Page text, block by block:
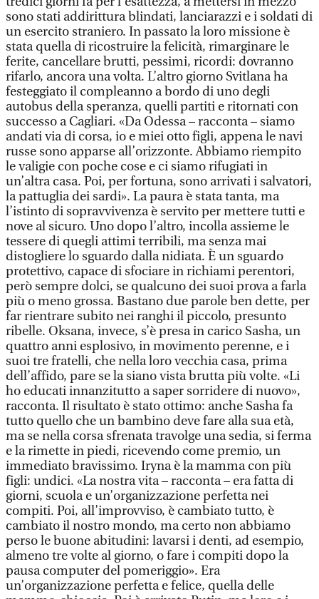
sono stati addirittura blindati, lanciarazzi e i soldati di
un esercito straniero. In passato la loro missione è
stata quella di ricostruire la felicità, rimarginare le
ferite, cancellare brutti, pessimi, ricordi: dovranno
rifarlo, ancora una volta. L’altro giorno Svitlana ha
festeggiato il compleanno a bordo di uno degli
autobus della speranza, quelli partiti e ritornati con
successo a Cagliari. «Da Odessa – racconta – siamo
andati via di corsa, io e miei otto figli, appena le navi
russe sono apparse all’orizzonte. Abbiamo riempito
le valigie con poche cose e ci siamo rifugiati in
un’altra casa. Poi, per fortuna, sono arrivati i salvatori,
la pattuglia dei sardi». La paura è stata tanta, ma
l’istinto di sopravvivenza è servito per mettere tutti e
nove al sicuro. Uno dopo l’altro, incolla assieme le
tessere di quegli attimi terribili, ma senza mai
distogliere lo sguardo dalla nidiata. È un sguardo
protettivo, capace di sfociare in richiami perentori,
però sempre dolci, se qualcuno dei suoi prova a farla
più o meno grossa. Bastano due parole ben dette, per
far rientrare subito nei ranghi il piccolo, presunto
ribelle. Oksana, invece, s’è presa in carico Sasha, un
quattro anni esplosivo, in movimento perenne, e i
suoi tre fratelli, che nella loro vecchia casa, prima
dell’affido, pare se la siano vista brutta più volte. «Li
ho educati innanzitutto a saper sorridere di nuovo»,
racconta. Il risultato è stato ottimo: anche Sasha fa
tutto quello che un bambino deve fare alla sua età,
ma se nella corsa sfrenata travolge una sedia, si ferma
e la rimette in piedi, ricevendo come premio, un
immediato bravissimo. Iryna è la mamma con più
figli: undici. «La nostra vita – racconta – era fatta di
giorni, scuola e un’organizzazione perfetta nei
compiti. Poi, all’improvviso, è cambiato tutto, è
cambiato il nostro mondo, ma certo non abbiamo
perso le buone abitudini: lavarsi i denti, ad esempio,
almeno tre volte al giorno, o fare i compiti dopo la
pausa computer del pomeriggio». Era
un’organizzazione perfetta e felice, quella delle